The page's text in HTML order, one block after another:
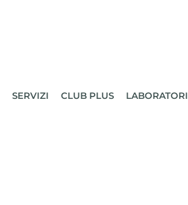
SERVIZI CLUB PLUS LABORATORI